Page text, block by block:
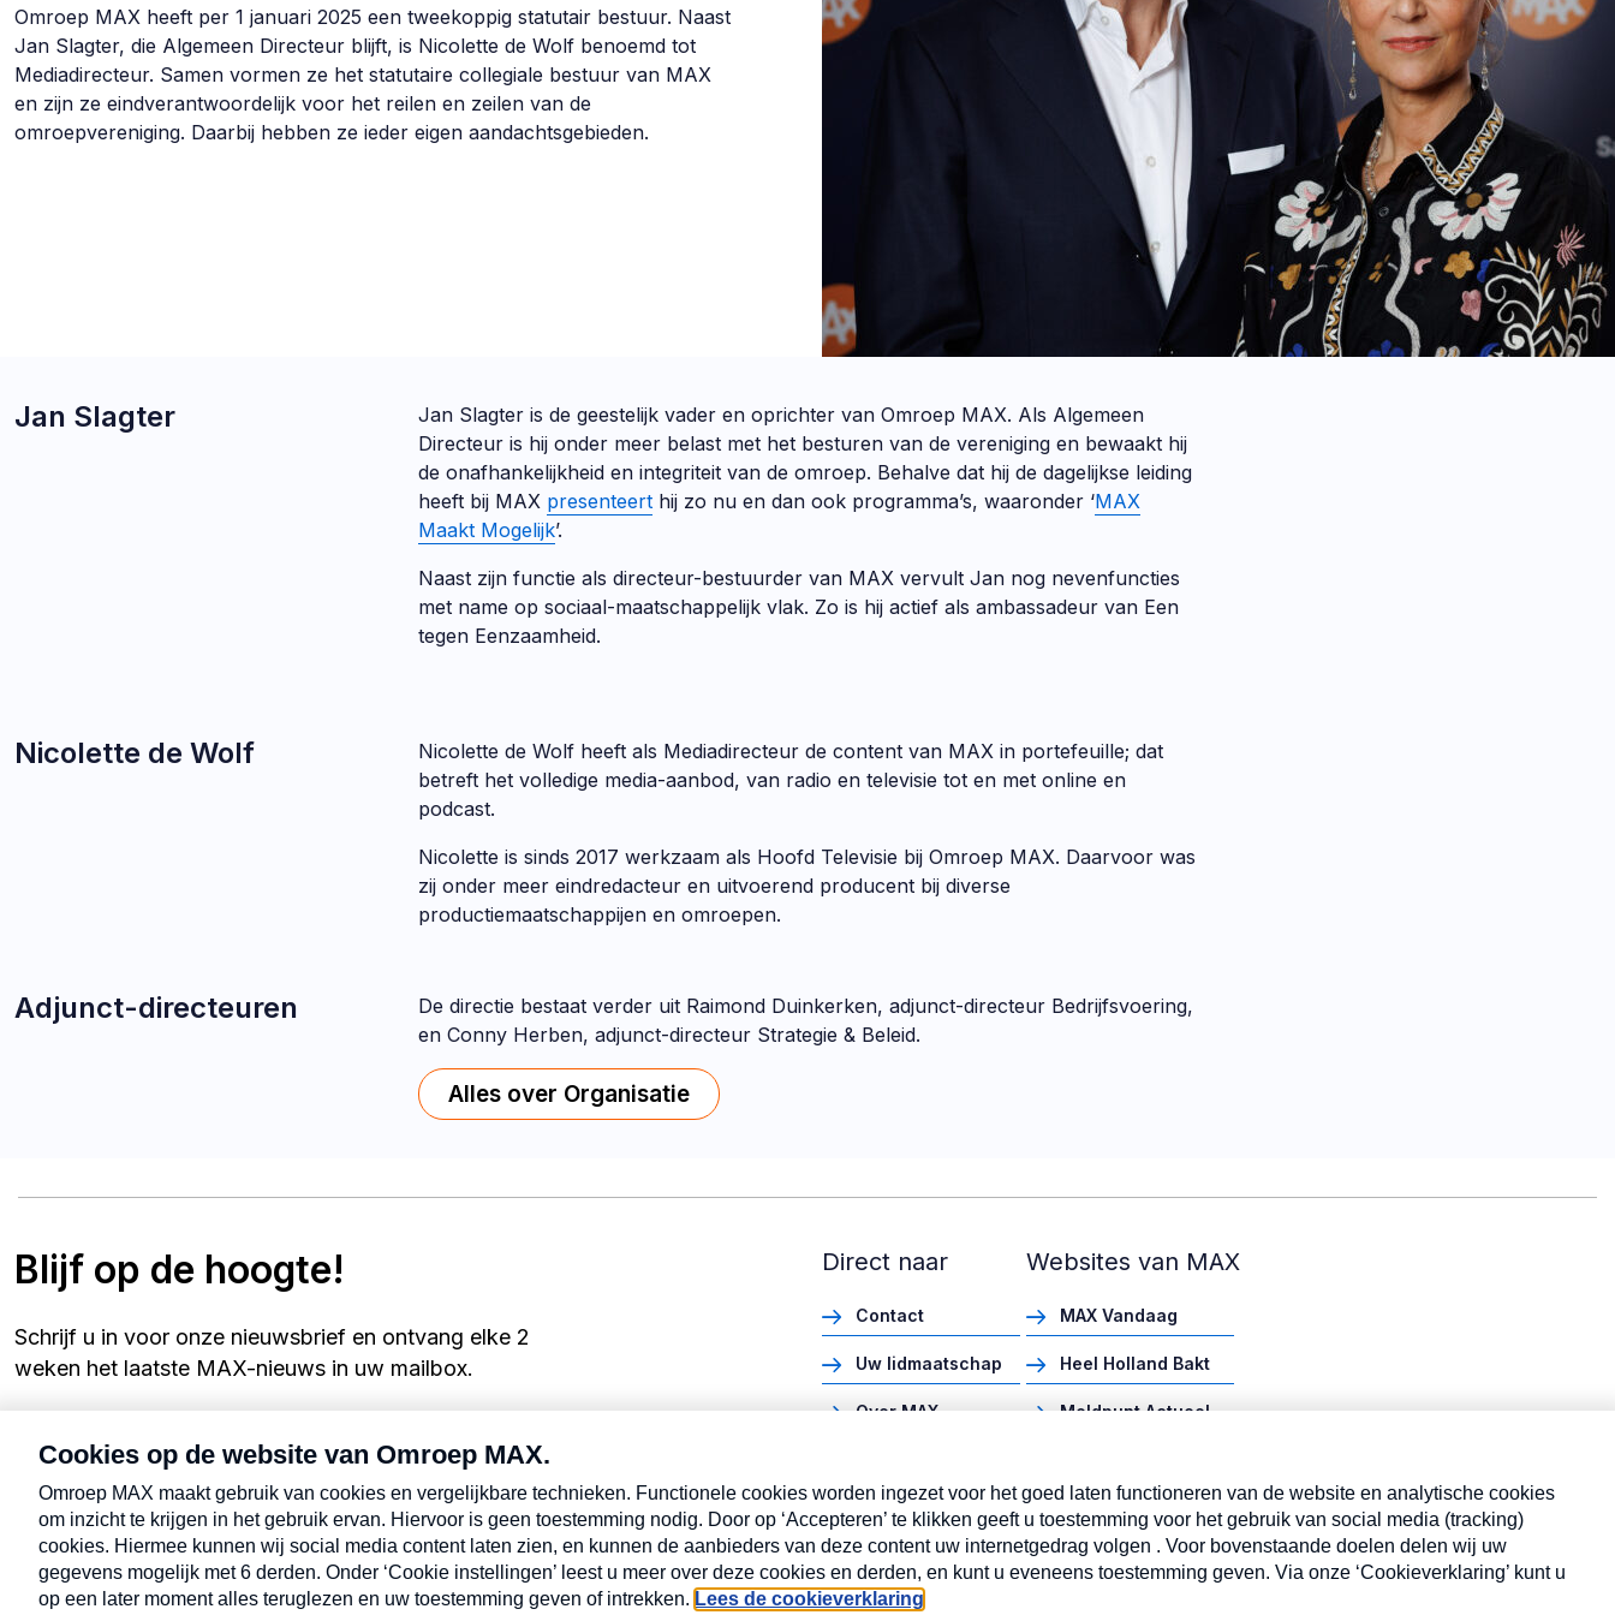
Omroep MAX heeft per 1 januari 2025 een tweekoppig statutair bestuur. Naast
Jan Slagter, die Algemeen Directeur blijft, is Nicolette de Wolf benoemd tot
Mediadirecteur. Samen vormen ze het statutaire collegiale bestuur van MAX
en zijn ze eindverantwoordelijk voor het reilen en zeilen van de
omroepvereniging. Daarbij hebben ze ieder eigen aandachtsgebieden.
Jan Slagter
Jan Slagter is de geestelijk vader en oprichter van Omroep MAX. Als Algemeen
Directeur is hij onder meer belast met het besturen van de vereniging en bewaakt hij
de onafhankelijkheid en integriteit van de omroep. Behalve dat hij de dagelijkse leiding
heeft bij MAX presenteert hij zo nu en dan ook programma’s, waaronder ‘MAX
Maakt Mogelijk’.
Naast zijn functie als directeur-bestuurder van MAX vervult Jan nog nevenfuncties
met name op sociaal-maatschappelijk vlak. Zo is hij actief als ambassadeur van Een
tegen Eenzaamheid.
Nicolette de Wolf Nicolette de Wolf heeft als Mediadirecteur de content van MAX in portefeuille; dat
betreft het volledige media-aanbod, van radio en televisie tot en met online en
podcast.
Nicolette is sinds 2017 werkzaam als Hoofd Televisie bij Omroep MAX. Daarvoor was
zij onder meer eindredacteur en uitvoerend producent bij diverse
productiemaatschappijen en omroepen.
Adjunct-directeuren
De directie bestaat verder uit Raimond Duinkerken, adjunct-directeur Bedrijfsvoering,
en Conny Herben, adjunct-directeur Strategie & Beleid.
Alles over Organisatie
Blijf op de hoogte!
Schrijf u in voor onze nieuwsbrief en ontvang elke 2
weken het laatste MAX-nieuws in uw mailbox.
Wij sturen u maximaal 2x per maand een e-mail. Lees
onzeprivacyverklaring
Direct naar
Contact
Uw lidmaatschap
Over MAX
Pers
MAX Winkel
Cookie instellingen
Websites van MAX
MAX Vandaag
Heel Holland Bakt
Meldpunt Actueel
MAX Meeting Point
MAX Maakt Mogelijk